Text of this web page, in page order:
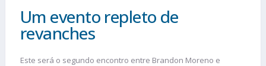
Um evento repleto de
revanches
Este será o segundo encontro entre Brandon Moreno e